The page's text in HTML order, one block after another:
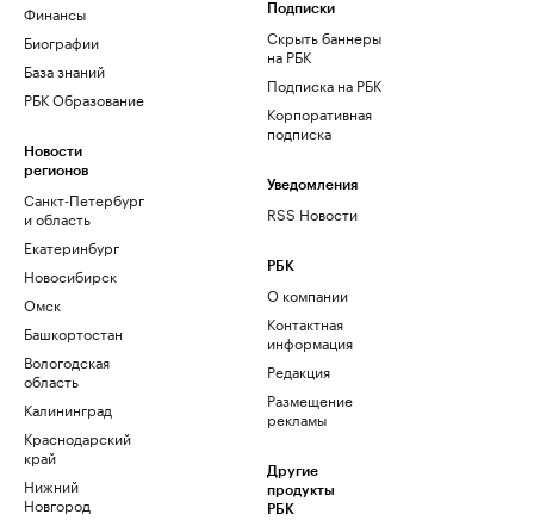
Финансы
Биографии
База знаний
РБК Образование
Новости
регионов
Санкт-Петербург
и область
Екатеринбург
Новосибирск
Омск
Башкортостан
Вологодская
область
Калининград
Краснодарский
край
Нижний
Новгород
Подписки
Скрыть баннеры
на РБК
Подписка на РБК
Корпоративная
подписка
Уведомления
RSS Новости
РБК
О компании
Контактная
информация
Редакция
Размещение
рекламы
Другие
продукты
РБК